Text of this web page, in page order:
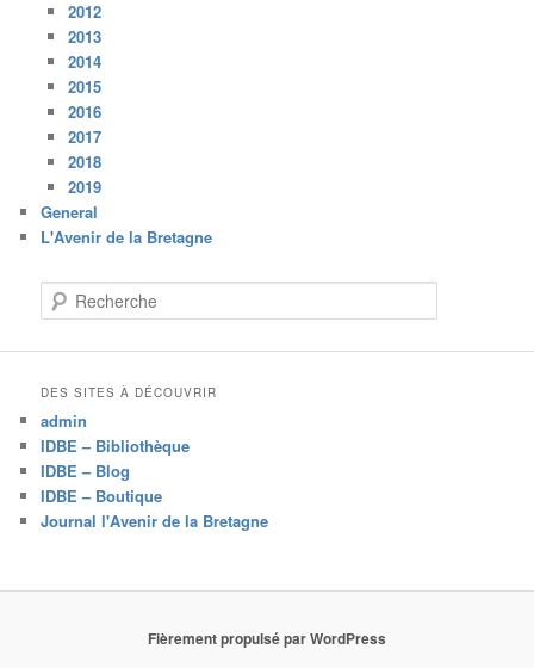
2012
2013
2014
2015
2016
2017
2018
2019
General
L'Avenir de la Bretagne
e
e
c
h
e
DES SITES À DÉCOUVRIR
admin
IDBE – Bibliothèque
IDBE – Blog
IDBE – Boutique
Journal l'Avenir de la Bretagne
Fièrement propulsé par WordPress